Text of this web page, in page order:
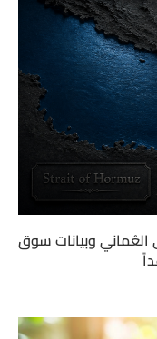
العُماني وبيانات سوق